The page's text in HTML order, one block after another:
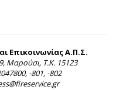
Επικοινωνίας Α.Π.Σ.
Μαρούσι, Τ.Κ. 15123
-801, -802